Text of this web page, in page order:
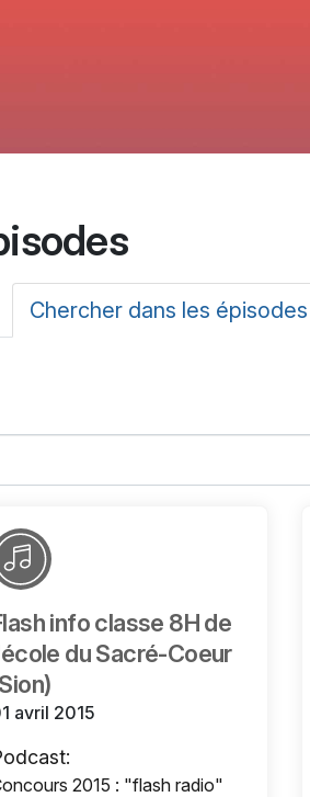
Chercher dans les épisodes
info classe 8H de
du Sacré-Coeur
avril 2015
2015 : "flash radio"